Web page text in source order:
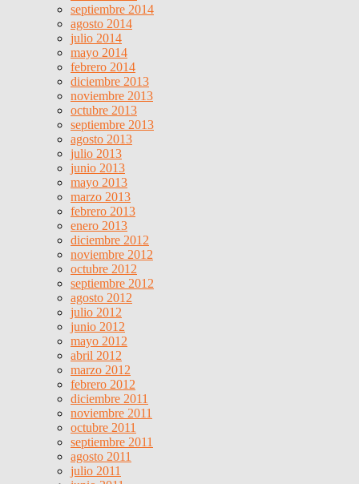
septiembre 2014
agosto 2014
julio 2014
mayo 2014
febrero 2014
diciembre 2013
noviembre 2013
octubre 2013
septiembre 2013
agosto 2013
julio 2013
junio 2013
mayo 2013
marzo 2013
febrero 2013
enero 2013
diciembre 2012
noviembre 2012
octubre 2012
septiembre 2012
agosto 2012
julio 2012
junio 2012
mayo 2012
abril 2012
marzo 2012
febrero 2012
diciembre 2011
noviembre 2011
octubre 2011
septiembre 2011
agosto 2011
julio 2011